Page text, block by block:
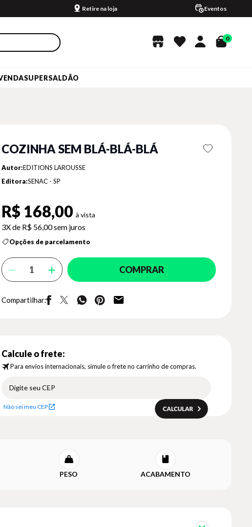
Retire na loja Eventos
0
SUPERSALDÃO
COZINHA SEM BLÁ-BLÁ-BLÁ
Autor:EDITIONS LAROUSSE
Editora:SENAC - SP
R$ 168,00
3X de R$ 56,00sem juros
Opções de parcelamento
COMPRAR
Compartilhar:
Calcule o frete:
Para envios internacionais, simule o frete no carrinho de compras.
Não sei meu CEP
PESO ACABAMENTO